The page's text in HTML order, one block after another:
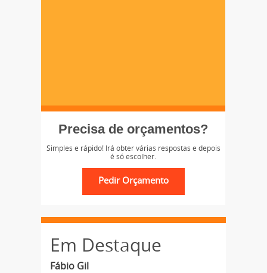
Precisa de orçamentos?
Simples e rápido! Irá obter várias respostas e depois
é só escolher.
Em Destaque
Fábio Gil